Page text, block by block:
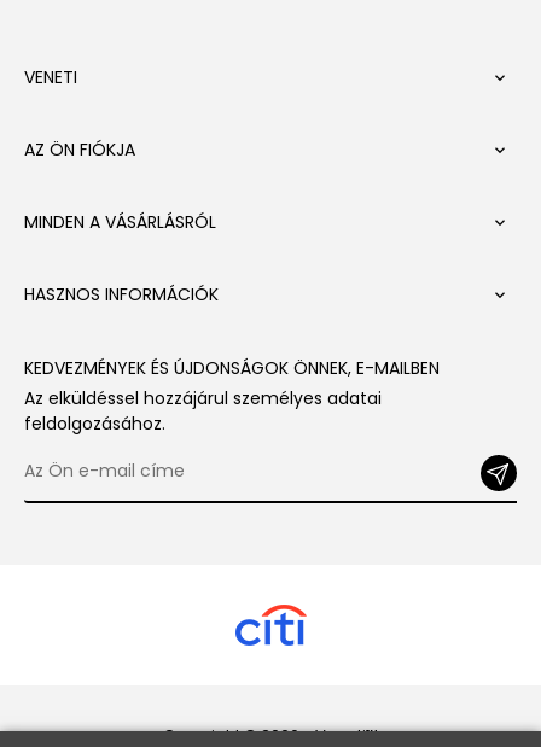
VENETI 
AZ ÖN FIÓKJA 
MINDEN A VÁSÁRLÁSRÓL 
HASZNOS INFORMÁCIÓK 
KEDVEZMÉNYEK ÉS ÚJDONSÁGOK ÖNNEK, E-MAILBEN
Az elküldéssel hozzájárul személyes adatai
feldolgozásához.
Copyright © 2026 - Veneti™